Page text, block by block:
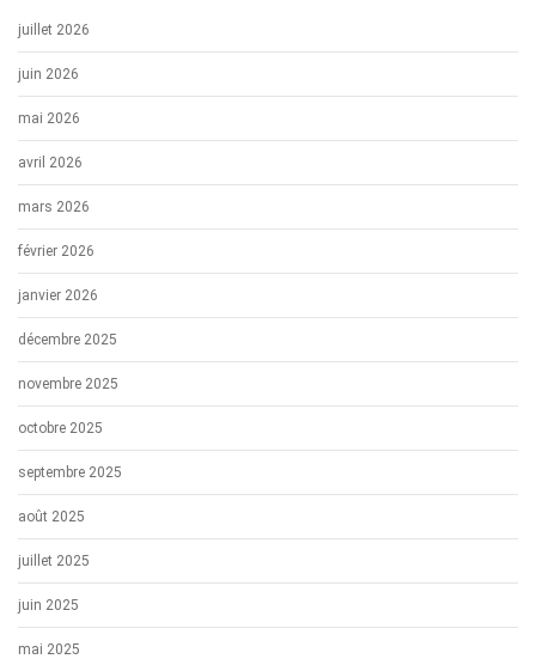
juillet 2026
juin 2026
mai 2026
avril 2026
mars 2026
février 2026
janvier 2026
décembre 2025
novembre 2025
octobre 2025
septembre 2025
août 2025
juillet 2025
juin 2025
mai 2025